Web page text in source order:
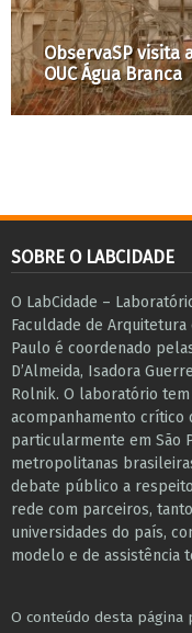
ObservaSP visita
OUC Água Branca
SOBRE O LABCIDADE
O LabCidade –
Faculdade de
Paulo é coordenado
D’Almeida, Isadora
Rolnik. O laboratório
acompanhamento crítico
particularmente em São
metropolitanas
debate público a
r​e​de com parceiros,
universidades do país,
modelo e de assistência
O conteúdo desta